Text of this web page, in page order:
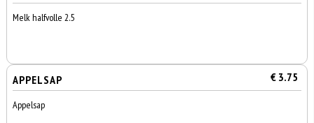
Melk halfvolle 2.5
APPELSAP € 3.75
Appelsap